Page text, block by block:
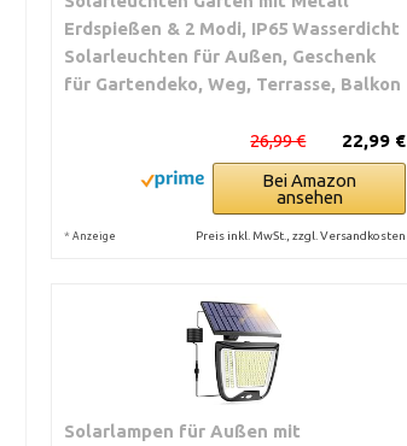
Erdspießen & 2 Modi, IP65 Wasserdicht
Solarleuchten für Außen, Geschenk
für Gartendeko, Weg, Terrasse, Balkon
22,99 €
26,99 €
Bei Amazon
ansehen
* Anzeige Preis inkl. MwSt., zzgl. Versandkosten
Solarlampen für Außen mit